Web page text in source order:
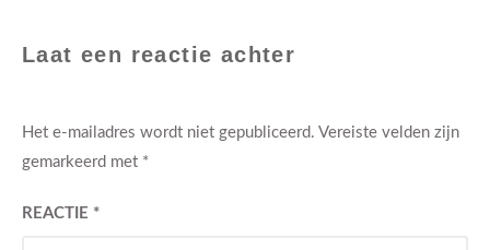
Laat een reactie achter
Het e-mailadres wordt niet gepubliceerd. Vereiste velden zijn
gemarkeerd met *
REACTIE *